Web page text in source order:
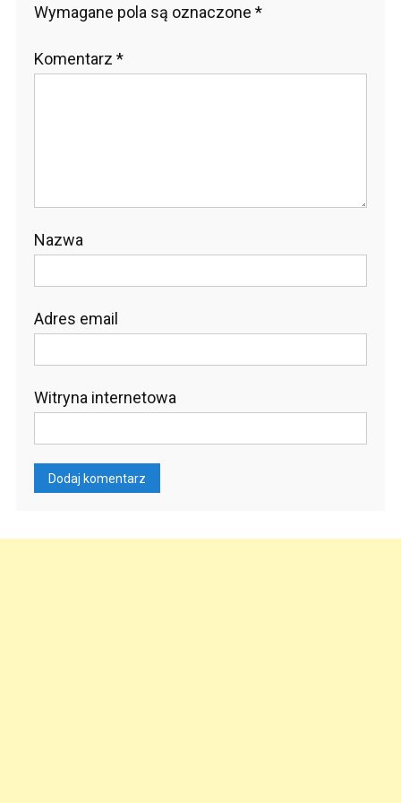
Wymagane pola są oznaczone *
Komentarz *
Nazwa
Adres email
Witryna internetowa